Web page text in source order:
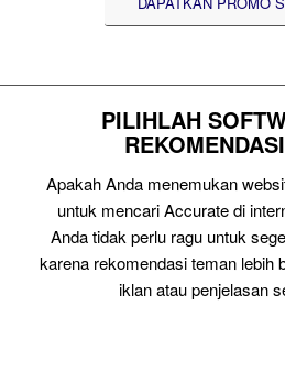
PILIHLAH
Apakah Anda menemukan
untuk mencari Accurate di
Anda tidak perlu ragu untuk
karena rekomendasi teman lebih
iklan atau penjelasan